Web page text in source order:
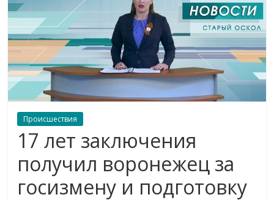
Происшествия
17 лет заключения
получил воронежец за
госизмену и подготовку